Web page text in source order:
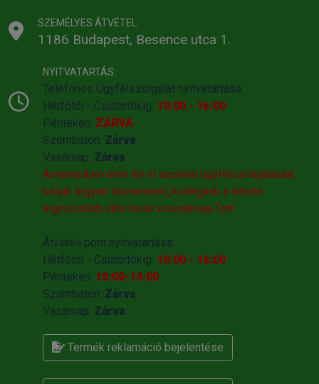
SZEMÉLYES ÁTVÉTEL:
1186 Budapest, Besence utca 1.
NYITVATARTÁS:
Telefonos Ügyfélszolgálat nyitvatartása:
Hétfőtől - Csütörtökig: 10:00 - 16:00
Pénteken: ZÁRVA
Szombaton: Zárva
Vasárnap: Zárva
Amennyiben nem éri el azonnal ügyfélszolgálatunk,
kérjük legyen türelemmel, kollégánk a lehető
legrövidebb időn belül visszahivja Önt!
Átvételi pont nyitvatartása:
Hétfőtől - Csütörtökig: 10:00 - 16:00
Pénteken: 10:00-14:00
Szombaton: Zárva
Vasárnap: Zárva
Termék reklamáció bejelentése